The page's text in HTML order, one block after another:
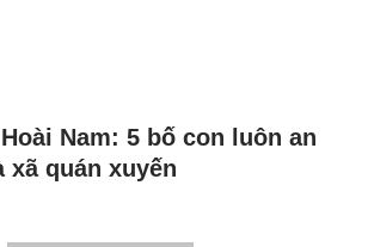
Nam: 5 bố con luôn an
xã quán xuyến